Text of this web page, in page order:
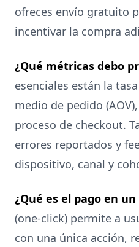
ofreces envío gratuito
incentivar la compra
¿Qué métricas debo
esenciales están la
medio de pedido
proceso de checkout.
errores reportados y
dispositivo, canal y
¿Qué es el pago en
(one-click) permite a
con una única acción,